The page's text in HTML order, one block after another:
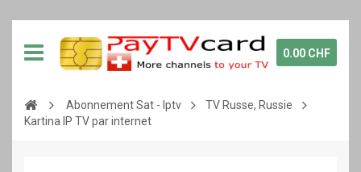
0.00 CHF
Abonnement Sat - Iptv
TV Russe, Russie
Kartina IP TV par internet